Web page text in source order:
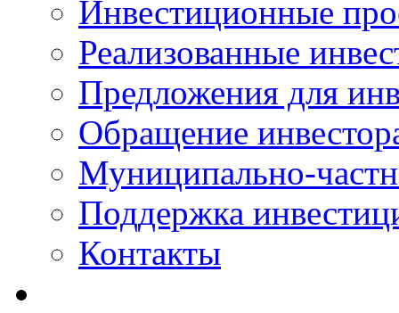
Инвестиционные
Реализованные
Предложения для
Обращение
Муниципально-
Поддержка
Контакты